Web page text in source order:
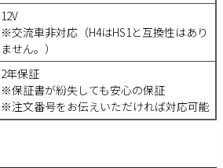
12V
※交流車非対応（H4はHS1と互換性はあり
ません。）
2年保証
※保証書が紛失しても安心の保証
※注文番号をお伝えいただければ対応可能